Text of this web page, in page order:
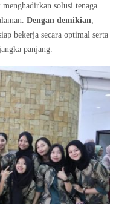
solusi tenaga
Dengan demikian
bekerja secara optimal serta
panjang.